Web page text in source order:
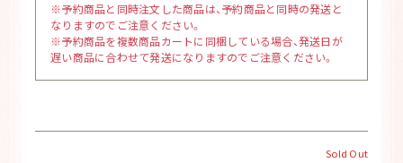
※予約商品と同時注文した商品は、予約商品と同時の発送と
なりますのでご注意ください。
※予約商品を複数商品カートに同梱している場合、発送日が
遅い商品に合わせて発送になりますのでご注意ください。
Sold Out